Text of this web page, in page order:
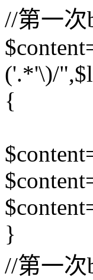
//第一次
('.*'\)/
{
}
//第一次